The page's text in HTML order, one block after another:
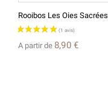
Rooibos Les Oies Sacrées
A partir de 8,90 €